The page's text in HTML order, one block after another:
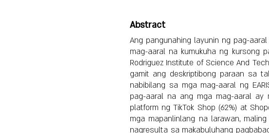
Abstract
Ang pangunahing layunin ng pag-
mag-aaral na kumukuha ng kursong
Rodriguez Institute of Science And
gamit ang deskriptibong paraan sa
nabibilang sa mga mag-aaral ng
pag-aaral na ang mga mag-aaral
platform ng TikTok Shop (62%) at
mga mapanlinlang na larawan,
nagresulta sa makabuluhang